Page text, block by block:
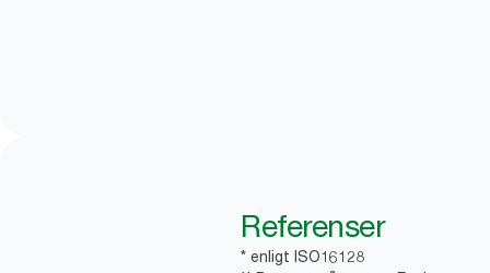
Referenser
* enligt ISO16128